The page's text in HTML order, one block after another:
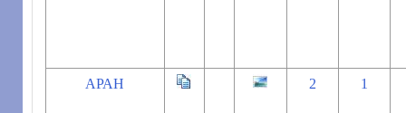
АРАН 2 1